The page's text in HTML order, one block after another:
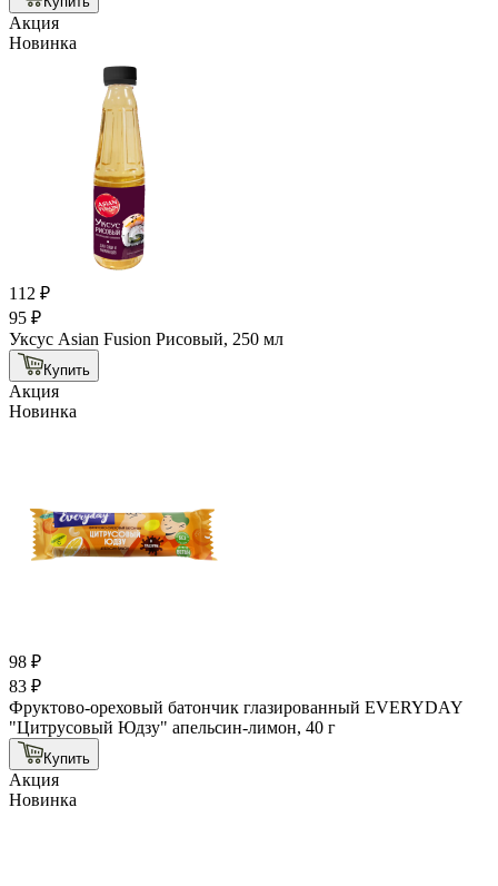
Акция
Новинка
112 ₽
95 ₽
Уксус Asian Fusion Рисовый, 250 мл
Купить
Акция
Новинка
98 ₽
83 ₽
Фруктово-ореховый батончик глазированный EVERYDAY
"Цитрусовый Юдзу" апельсин-лимон, 40 г
Купить
Акция
Новинка